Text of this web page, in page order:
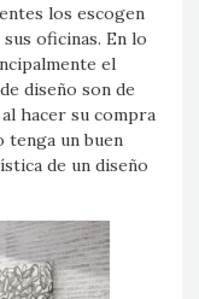
los escogen
oficinas. En lo
el
diseño son de
hacer su compra
tenga un buen
de un diseño